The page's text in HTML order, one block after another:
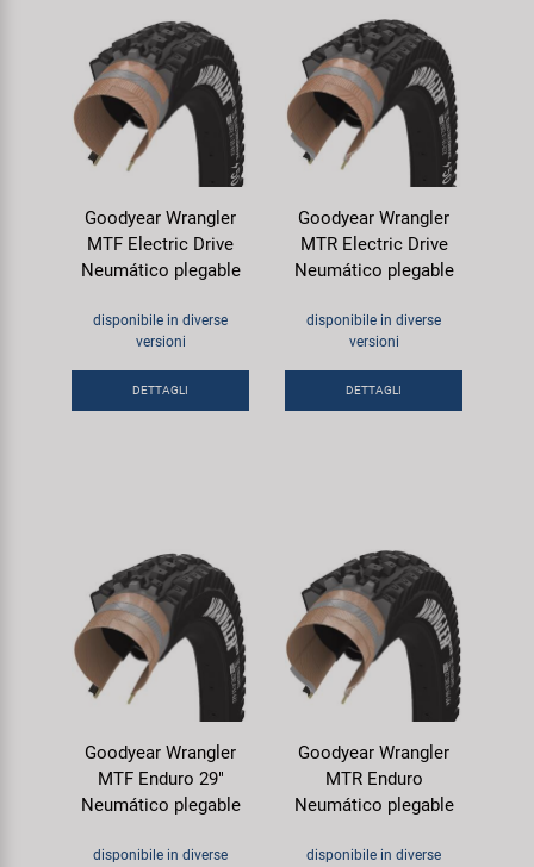
Goodyear Wrangler
MTF Electric Drive
Neumático plegable
disponibile in diverse
versioni
DETTAGLI
Goodyear Wrangler
MTR Electric Drive
Neumático plegable
disponibile in diverse
versioni
DETTAGLI
Goodyear Wrangler
MTF Enduro 29"
Neumático plegable
disponibile in diverse
Goodyear Wrangler
MTR Enduro
Neumático plegable
disponibile in diverse